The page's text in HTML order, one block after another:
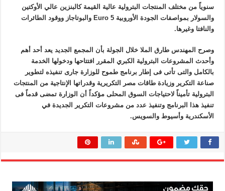
سنوياً من مختلف المنتجات البترولية عالية القيمة كالبنزين عالي الأوكتين
والسولار بمواصفات الجودة الأوروبية Euro 5 والبوتاجاز ووقود الطائرات
والنافتا وغيرها.
وصرح المهندس طارق الملا خلال الجولة بأن المجمع الجديد يعد أحد أهم
وأحدث المشروعات البترولية الكبري المقرر افتتاحها ودخولها الخدمة
بالكامل والتى تأتى فى إطار برنامج طموح للوزارة جارى تنفيذه لتطوير
صناعة التكرير وزيادة طاقات مصر التكريرية وقدراتها الإنتاجية من المنتجات
البترولية تأميناً لاحتياجات السوق المحلى مؤكداً أن الوزارة تمضى قدماً فى
تنفيذ هذا البرنامج وتنفيذ عدد من مشروعات التكرير الجديدة في
الأسكندرية وأسيوط والسويس.